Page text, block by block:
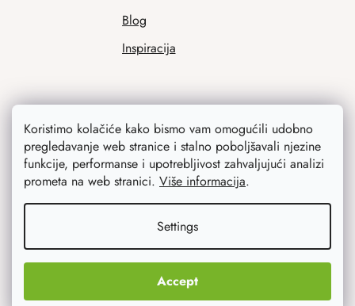
Koristimo kolačiće kako bismo vam omogućili udobno
pregledavanje web stranice i stalno poboljšavali njezine
funkcije, performanse i upotrebljivost zahvaljujući analizi
prometa na web stranici. Više informacija.
Settings
Accept
Blog
Inspiracija
Ono što vas najviše zanima
Noviteti
Originalni pokloni